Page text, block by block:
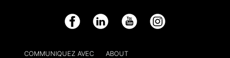
Facebook LinkedIn YouTube Instagram
COMMUNIQUEZ AVEC
ABOUT